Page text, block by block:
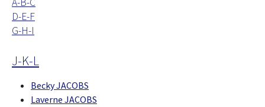
D-E-F
G-H-I
J-K-L
Becky JACOBS
Laverne JACOBS